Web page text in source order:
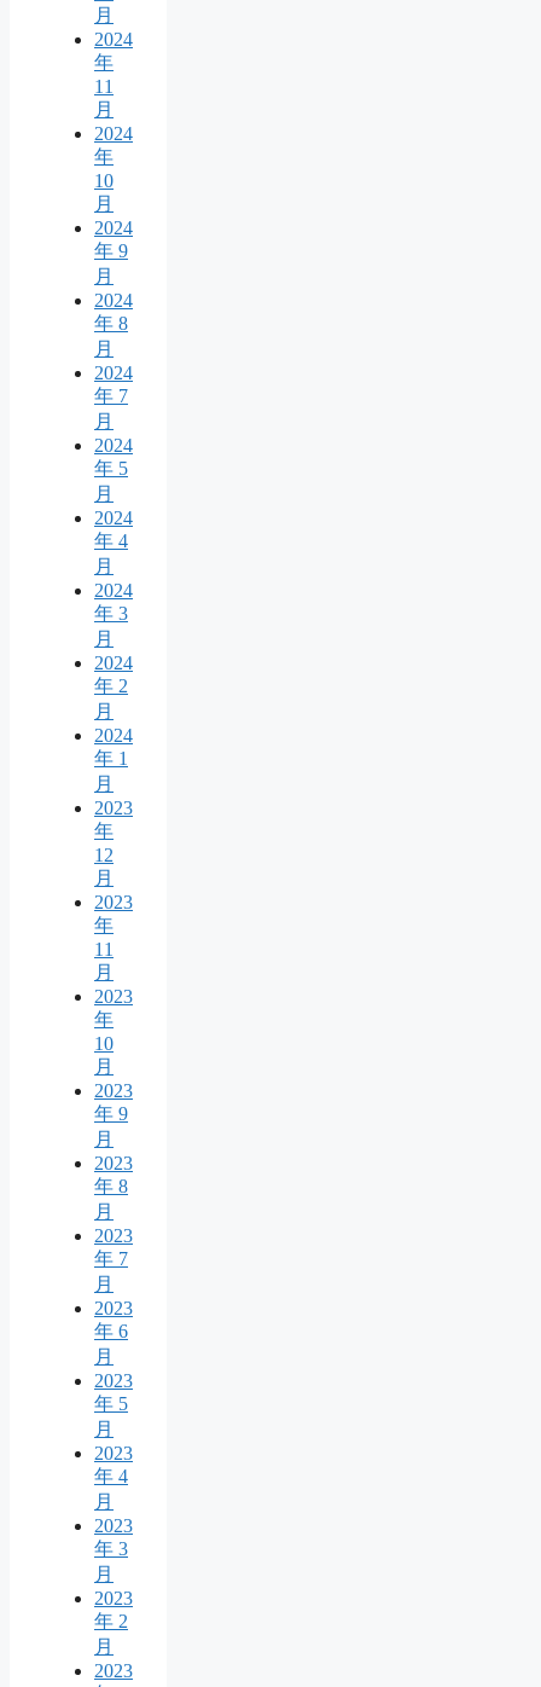
月
2024
年
11
月
2024
年
10
月
2024
年 9
月
2024
年 8
月
2024
年 7
月
2024
年 5
月
2024
年 4
月
2024
年 3
月
2024
年 2
月
2024
年 1
月
2023
年
12
月
2023
年
11
月
2023
年
10
月
2023
年 9
月
2023
年 8
月
2023
年 7
月
2023
年 6
月
2023
年 5
月
2023
年 4
月
2023
年 3
月
2023
年 2
月
2023